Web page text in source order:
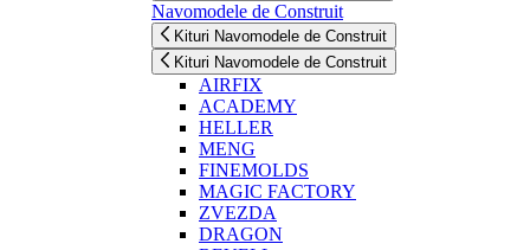
Navomodele de Construit
Kituri Navomodele de Construit
Kituri Navomodele de Construit
AIRFIX
ACADEMY
HELLER
MENG
FINEMOLDS
MAGIC FACTORY
ZVEZDA
DRAGON